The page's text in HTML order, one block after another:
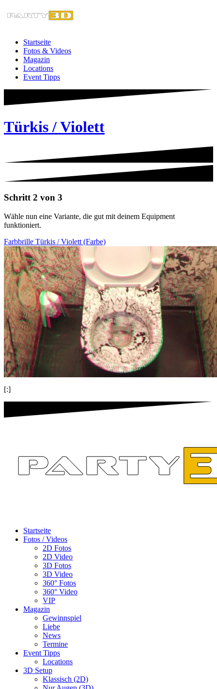
Inhalt
Startseite
Fotos & Videos
Magazin
Locations
Event Tipps
Türkis / Violett
Schritt 2 von 3
Wähle nun eine Variante, die gut mit deinem Equipment
funktioniert.
Farbbrille Türkis / Violett (Farbe)
[:]
Startseite
Fotos / Videos
2D Fotos
2D Video
3D Fotos
3D Video
360° Fotos
360° Video
VIP
Magazin
Gewinnspiel
Liebe
News
Termine
Event Tipps
Locations
3D Setup
Klassisch (2D)